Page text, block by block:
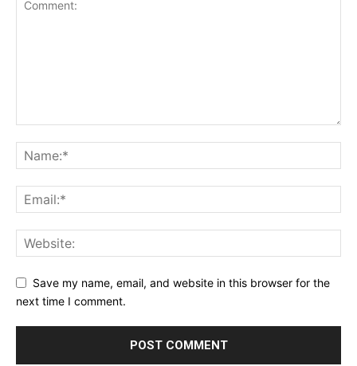
Save my name, email, and website in this browser for the
next time I comment.